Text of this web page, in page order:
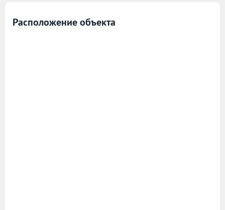
Расположение объекта